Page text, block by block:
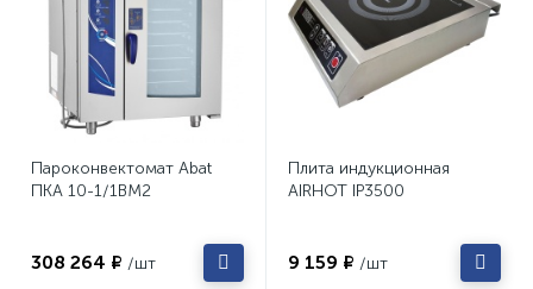
Пароконвектомат Abat
ПКА 10-1/1ВМ2
308 264 ₽ /шт
Плита индукционная
AIRHOT IP3500
9 159 ₽ /шт